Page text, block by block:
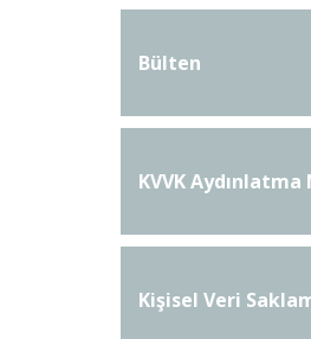
Bülten
KVVK
Kişisel Veri